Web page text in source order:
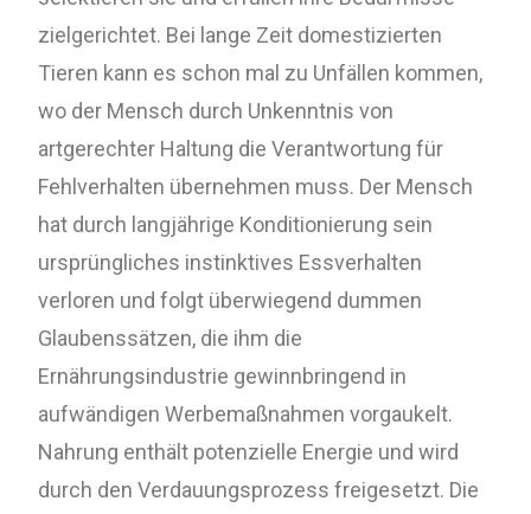
zielgerichtet. Bei lange Zeit domestizierten
Tieren kann es schon mal zu Unfällen kommen,
wo der Mensch durch Unkenntnis von
artgerechter Haltung die Verantwortung für
Fehlverhalten übernehmen muss. Der Mensch
hat durch langjährige Konditionierung sein
ursprüngliches instinktives Essverhalten
verloren und folgt überwiegend dummen
Glaubenssätzen, die ihm die
Ernährungsindustrie gewinnbringend in
aufwändigen Werbemaßnahmen vorgaukelt.
Nahrung enthält potenzielle Energie und wird
durch den Verdauungsprozess freigesetzt. Die